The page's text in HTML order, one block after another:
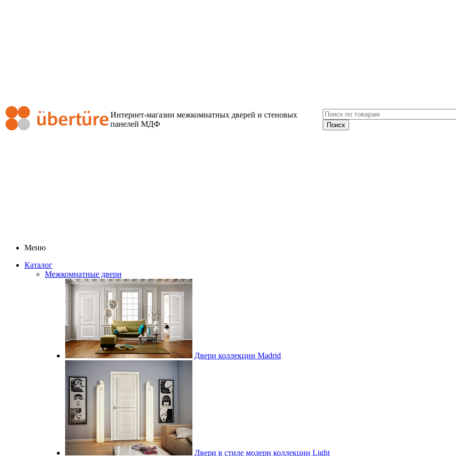
Интернет-магазин межкомнатных дверей и стеновых
панелей МДФ
Меню
Каталог
Межкомнатные двери
Двери коллекции Madrid
Двери в стиле модерн коллекции Light